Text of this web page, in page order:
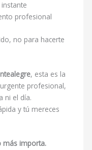
profesional
no para hacerte
, esta es la
profesional,
ni el día.
y tú mereces
más importa.